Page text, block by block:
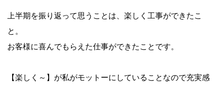
上半期を振り返って思うことは、楽しく工事ができたこ
と。
お客様に喜んでもらえた仕事ができたことです。
【楽しく～】が私がモットーにしていることなので充実感